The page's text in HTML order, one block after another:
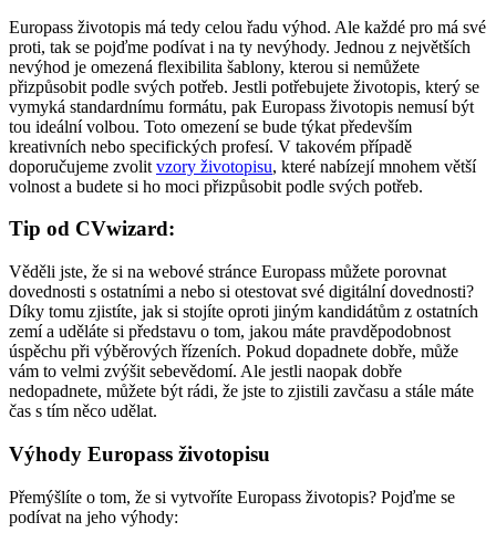
Europass životopis má tedy celou řadu výhod. Ale každé pro má své
proti, tak se pojďme podívat i na ty nevýhody. Jednou z největších
nevýhod je omezená flexibilita šablony, kterou si nemůžete
přizpůsobit podle svých potřeb. Jestli potřebujete životopis, který se
vymyká standardnímu formátu, pak Europass životopis nemusí být
tou ideální volbou. Toto omezení se bude týkat především
kreativních nebo specifických profesí. V takovém případě
doporučujeme zvolit vzory životopisu, které nabízejí mnohem větší
volnost a budete si ho moci přizpůsobit podle svých potřeb.
Tip od CVwizard:
Věděli jste, že si na webové stránce Europass můžete porovnat
dovednosti s ostatními a nebo si otestovat své digitální dovednosti?
Díky tomu zjistíte, jak si stojíte oproti jiným kandidátům z ostatních
zemí a uděláte si představu o tom, jakou máte pravděpodobnost
úspěchu při výběrových řízeních. Pokud dopadnete dobře, může
vám to velmi zvýšit sebevědomí. Ale jestli naopak dobře
nedopadnete, můžete být rádi, že jste to zjistili zavčasu a stále máte
čas s tím něco udělat.
Výhody Europass životopisu
Přemýšlíte o tom, že si vytvoříte Europass životopis? Pojďme se
podívat na jeho výhody: